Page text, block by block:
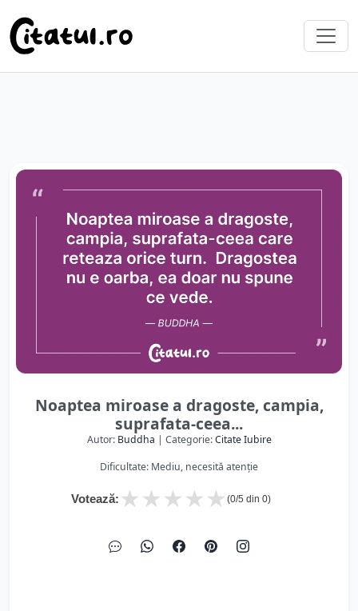
Noaptea miroase a dragoste, campia,
suprafata-ceea...
Autor: Buddha | Categorie:Citate Iubire
Dificultate: Mediu, necesită atenție
Votează: ★
★
★
★
★ (0/5 din 0)